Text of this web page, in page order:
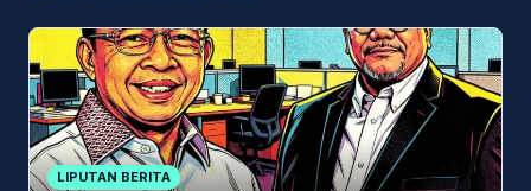
LIPUTAN BERITA